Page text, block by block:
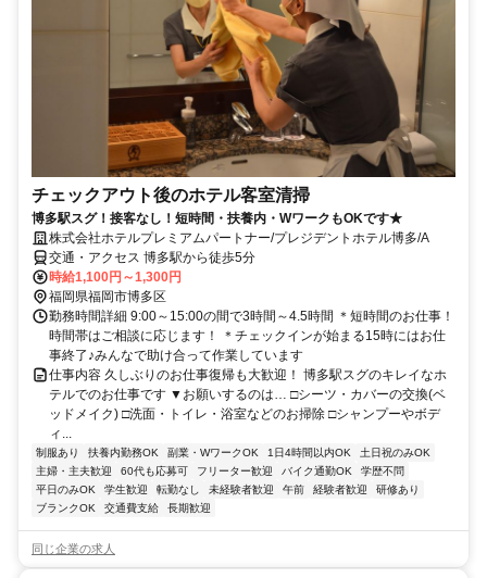
チェックアウト後のホテル客室清掃
博多駅スグ！接客なし！短時間・扶養内・WワークもOKです★
株式会社ホテルプレミアムパートナー/プレジデントホテル博多/A
交通・アクセス 博多駅から徒歩5分
時給1,100円～1,300円
福岡県福岡市博多区
勤務時間詳細 9:00～15:00の間で3時間～4.5時間 ＊短時間のお仕事！
時間帯はご相談に応じます！ ＊チェックインが始まる15時にはお仕
事終了♪みんなで助け合って作業しています
仕事内容 久しぶりのお仕事復帰も大歓迎！ 博多駅スグのキレイなホ
テルでのお仕事です ▼お願いするのは… □シーツ・カバーの交換(ベ
ッドメイク) □洗面・トイレ・浴室などのお掃除 □シャンプーやボデ
ィ...
制服あり 扶養内勤務OK 副業・WワークOK 1日4時間以内OK
土日祝のみOK
主婦・主夫歓迎
60代も応募可 フリーター歓迎 バイク通勤OK
学歴不問
平日のみOK
学生歓迎 転勤なし 未経験者歓迎 午前 経験者歓迎
研修あり
ブランクOK
交通費支給 長期歓迎
同じ企業の求人